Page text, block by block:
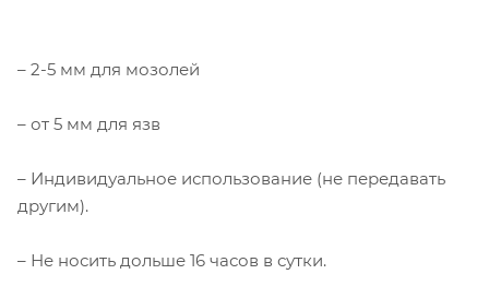
– 2-5 мм для мозолей
– от 5 мм для язв
– Индивидуальное использование (не передавать
другим).
– Не носить дольше 16 часов в сутки.